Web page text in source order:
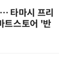
타마시 프리
트스토어 '반